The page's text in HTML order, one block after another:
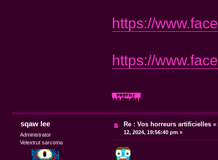
https://
https://
sqaw lee
Administrator
Velextrut sarcoma
Re : Vos horreurs artificielles «
12, 2024, 19:56:40 pm »